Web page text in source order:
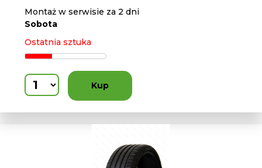
Montaż w serwisie za 2 dni
Sobota
Ostatnia sztuka
Kup